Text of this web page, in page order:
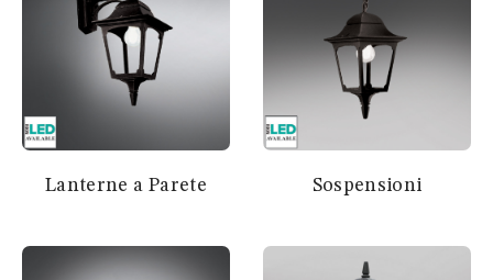
Lanterne a Parete Sospensioni